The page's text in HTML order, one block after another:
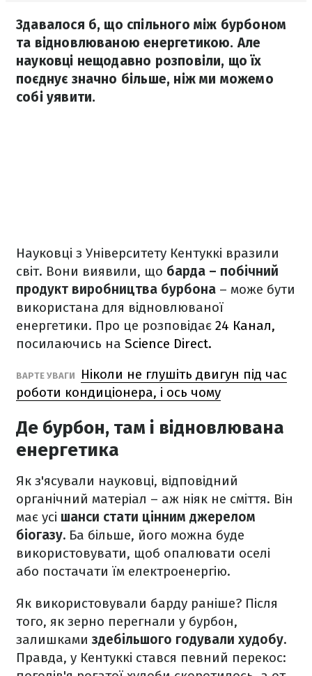
Здавалося б, що спільного між бурбоном
та відновлюваною енергетикою. Але
науковці нещодавно розповіли, що їх
поєднує значно більше, ніж ми можемо
собі уявити.
Науковці з Університету Кентуккі вразили
світ. Вони виявили, що барда – побічний
продукт виробництва бурбона – може бути
використана для відновлюваної
енергетики. Про це розповідає 24 Канал,
посилаючись на Science Direct.
ВАРТЕ УВАГИ
Ніколи не глушіть двигун під час
роботи кондиціонера, і ось чому
Де бурбон, там і відновлювана
енергетика
Як з'ясували науковці, відповідний
органічний матеріал – аж ніяк не сміття. Він
має усі шанси стати цінним джерелом
біогазу. Ба більше, його можна буде
використовувати, щоб опалювати оселі
або постачати їм електроенергію.
Як використовували барду раніше? Після
того, як зерно перегнали у бурбон,
залишкамиздебільшого годували худобу.
Правда, у Кентуккі стався певний перекос: